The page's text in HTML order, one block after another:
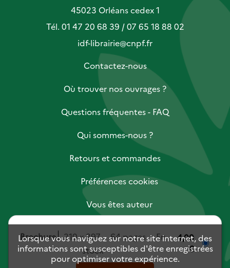
Lorsque vous naviguez sur notre site internet, des
informations sont susceptibles d'être enregistrées
pour optimiser votre expérience.
Brochure 210 x 297 64 pages
En
stock
4,00
€
45023 Orléans cedex 1
Tél. 01 47 20 68 39 / 07 65 18 88 02
idf-librairie@cnpf.fr
Contactez-nous
Où trouver nos ouvrages ?
Questions fréquentes - FAQ
Qui sommes-nous ?
Retours et commandes
Préférences cookies
Vous êtes auteur
Vous êtes libraire
Vous êtes journaliste